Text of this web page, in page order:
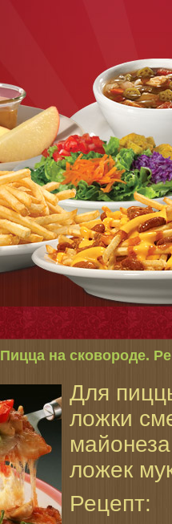
Пицца на сковороде.
Для
ложки
ложек
Рецепт: